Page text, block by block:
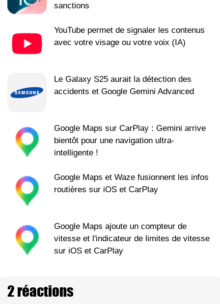
sanctions
YouTube permet de signaler les contenus
avec votre visage ou votre voix (IA)
Le Galaxy S25 aurait la détection des
accidents et Google Gemini Advanced
Google Maps sur CarPlay : Gemini arrive
bientôt pour une navigation ultra-
intelligente !
Google Maps et Waze fusionnent les infos
routières sur iOS et CarPlay
Google Maps ajoute un compteur de
vitesse et l'indicateur de limites de vitesse
sur iOS et CarPlay
2 réactions